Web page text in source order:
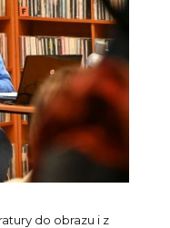
do obrazu i z